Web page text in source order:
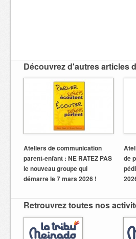
Découvrez d'autres articles
Ateliers de communication
parent-enfant : NE RATEZ PAS
le nouveau groupe qui
démarre le 7 mars 2026 !
de
Retrouvrez toutes nos